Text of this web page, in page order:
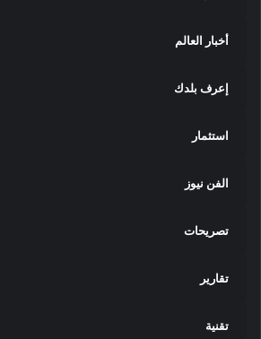
أخبار العالم
إعرف بلدك
استثمار
الفن نيوز
تصريحات
تقارير
تقنية